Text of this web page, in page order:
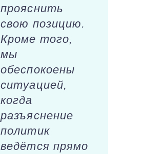
прояснить
свою позицию.
Кроме того,
мы
обеспокоены
ситуацией,
когда
разъяснение
политик
ведётся прямо